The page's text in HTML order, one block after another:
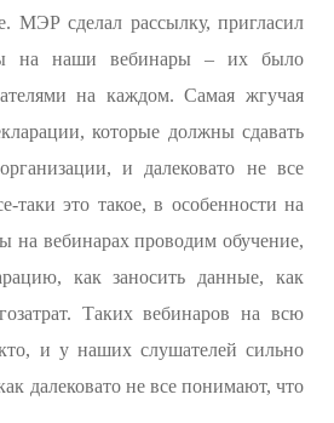
МЭР сделал рассылку, пригласил
на наши вебинары – их было
на каждом. Самая жгучая
которые должны сдавать
и далековато не все
таки это такое, в особенности на
на вебинарах проводим обучение,
как заносить данные, как
Таких вебинаров на всю
и у наших слушателей сильно
далековато не все понимают, что